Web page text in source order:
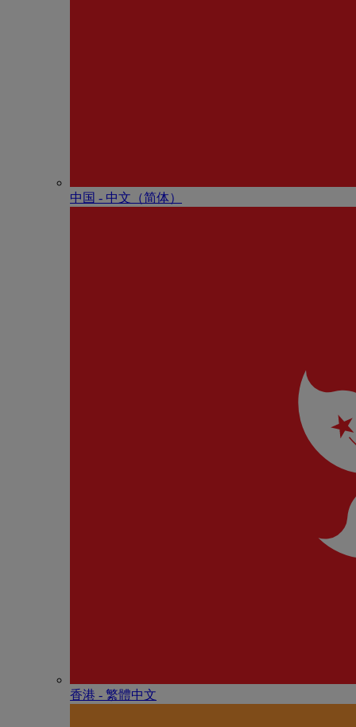
中国 - 中⽂（简体）
香港 - 繁體中文